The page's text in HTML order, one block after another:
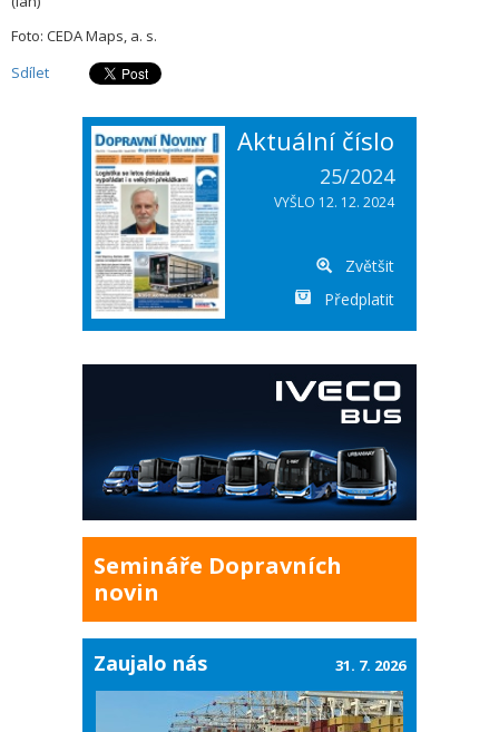
Foto: CEDA Maps, a. s.
Sdílet
Aktuální číslo
25/2024
VYŠLO 12. 12. 2024
Zvětšit
Předplatit
Semináře Dopravních
novin
Zaujalo nás 31. 7. 2026